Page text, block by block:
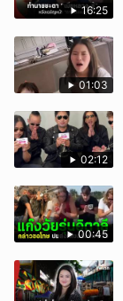
16:25
01:03
02:12
00:45